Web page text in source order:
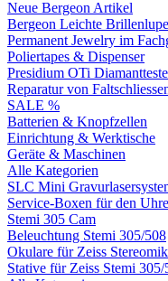
Neue Bergeon Artikel
Bergeon Leichte
Permanent Jewelry im
Poliertapes & Dispenser
Presidium OTi
Reparatur von
SALE %
Batterien & Knopfzellen
Einrichtung & Werktische
Geräte & Maschinen
Alle Kategorien
SLC Mini
Service-Boxen für den
Stemi 305 Cam
Beleuchtung Stemi 305/508
Okulare für Zeiss
Stative für Zeiss Stemi 305/